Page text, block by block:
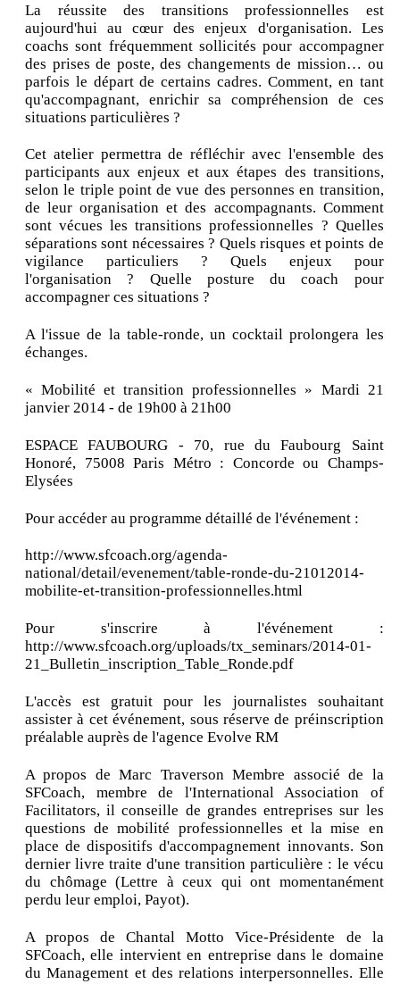
La réussite des transitions professionnelles est
aujourd'hui au cœur des enjeux d'organisation. Les
coachs sont fréquemment sollicités pour accompagner
des prises de poste, des changements de mission… ou
parfois le départ de certains cadres. Comment, en tant
qu'accompagnant, enrichir sa compréhension de ces
situations particulières ?
Cet atelier permettra de réfléchir avec l'ensemble des
participants aux enjeux et aux étapes des transitions,
selon le triple point de vue des personnes en transition,
de leur organisation et des accompagnants. Comment
sont vécues les transitions professionnelles ? Quelles
séparations sont nécessaires ? Quels risques et points de
vigilance particuliers ? Quels enjeux pour
l'organisation ? Quelle posture du coach pour
accompagner ces situations ?
A l'issue de la table-ronde, un cocktail prolongera les
échanges.
« Mobilité et transition professionnelles » Mardi 21
janvier 2014 - de 19h00 à 21h00
ESPACE FAUBOURG - 70, rue du Faubourg Saint
Honoré, 75008 Paris Métro : Concorde ou Champs-
Elysées
Pour accéder au programme détaillé de l'événement :
http://www.sfcoach.org/agenda-
national/detail/evenement/table-ronde-du-21012014-
mobilite-et-transition-professionnelles.html
Pour s'inscrire à l'événement :
http://www.sfcoach.org/uploads/tx_seminars/2014-01-
21_Bulletin_inscription_Table_Ronde.pdf
L'accès est gratuit pour les journalistes souhaitant
assister à cet événement, sous réserve de préinscription
préalable auprès de l'agence Evolve RM
A propos de Marc Traverson Membre associé de la
SFCoach, membre de l'International Association of
Facilitators, il conseille de grandes entreprises sur les
questions de mobilité professionnelles et la mise en
place de dispositifs d'accompagnement innovants. Son
dernier livre traite d'une transition particulière : le vécu
du chômage (Lettre à ceux qui ont momentanément
perdu leur emploi, Payot).
A propos de Chantal Motto Vice-Présidente de la
SFCoach, elle intervient en entreprise dans le domaine
du Management et des relations interpersonnelles. Elle